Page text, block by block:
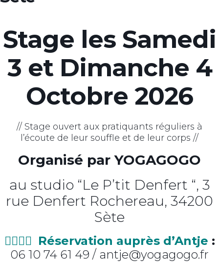
Stage les Samedi
3 et Dimanche 4
Octobre 2026
// Stage ouvert aux pratiquants réguliers à
l’écoute de leur souffle et de leur corps //
Organisé par YOGAGOGO
au studio “Le P’tit Denfert “, 3
rue Denfert Rochereau, 34200
Sète
👉🏼👉🏼 Réservation auprès d’Antje :
06 10 74 61 49 / antje@yogagogo.fr